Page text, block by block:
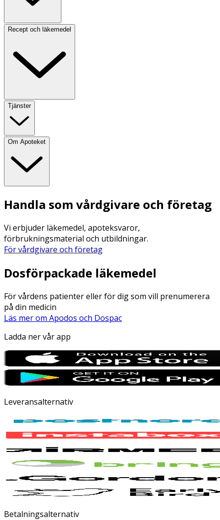
Recept och läkemedel
Tjänster
Om Apoteket
Handla som vårdgivare och företag
Vi erbjuder läkemedel, apoteksvaror,
förbrukningsmaterial och utbildningar.
För vårdgivare och företag
Dosförpackade läkemedel
För vårdens patienter eller för dig som vill prenumerera
på din medicin
Läs mer om Apodos och Dospac
Ladda ner vår app
Leveransalternativ
Betalningsalternativ